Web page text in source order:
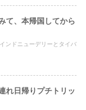
て、本帰国してから
ンドニューデリーとタイバ
れ日帰りプチトリッ